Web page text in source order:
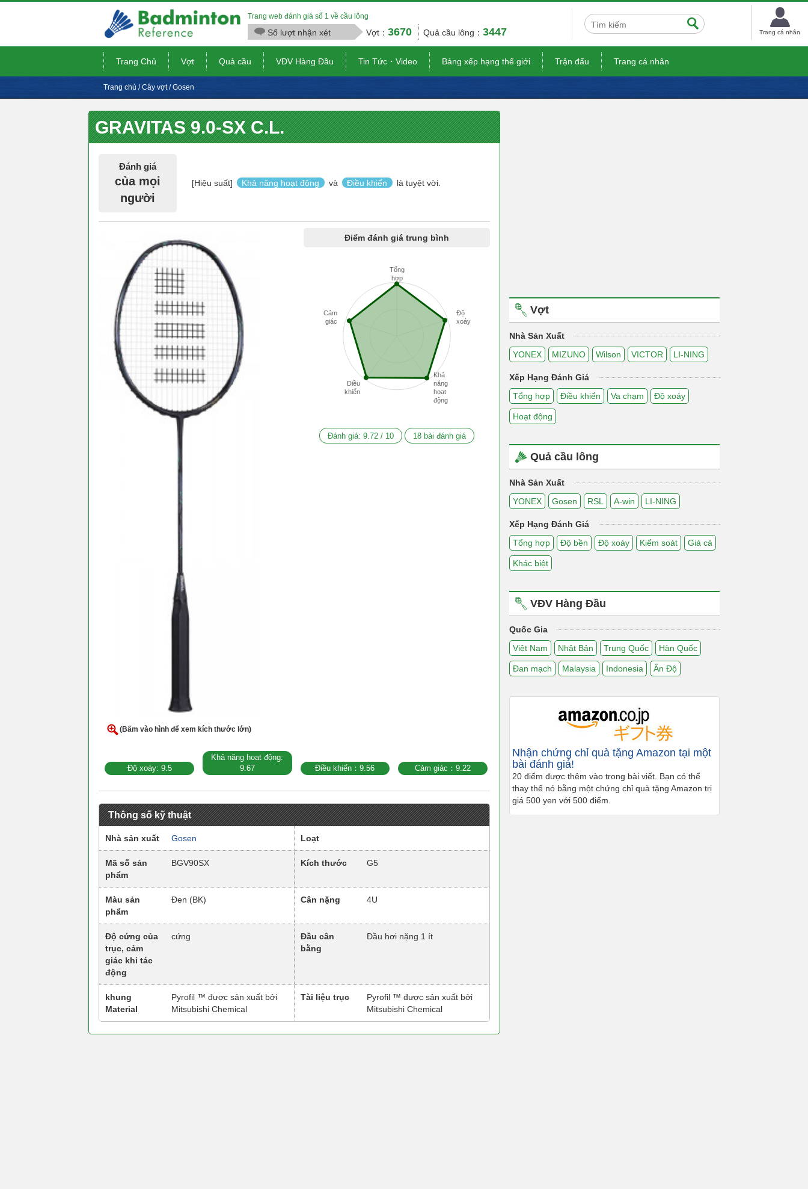
Trang web đánh giá số 1 về cầu lông
Số lượt nhận xét Vợt： 3670 Quả cầu lông： 3447 Trang cá nhân
Trang Chủ Vợt Quả cầu VĐV Hàng Đầu Tin Tức・Video Bảng xếp hạng thế giới Trận đấu Trang cá nhân
Trang chủ /Cây vợt/Gosen
GRAVITAS 9.0-SX C.L.
Đánh giá
của mọi
người
[Hiệu suất] Khả năng hoạt động và Điều khiển là tuyệt vời.
(Bấm vào hình để xem kích thước lớn)
Điểm đánh giá trung bình
Tổng
hợp
Độ
xoáy
Khả
năng
hoạt
động
Điều
khiển
Cảm
giác
Đánh giá: 9.72 / 10 18 bài đánh giá
Độ xoáy: 9.5
Khả năng hoạt động:
9.67
Điều khiển：9.56 Cảm giác：9.22
Thông số kỹ thuật
Nhà sản xuất Gosen Loạt
Mã số sản
phẩm
BGV90SX Kích thước G5
Màu sản
phẩm
Đen (BK) Cân nặng 4U
Độ cứng của
trục, cảm
giác khi tác
động
cứng
Đầu cân
bằng
Đầu hơi nặng 1 ít
khung
Material
Pyrofil ™ được sản xuất bởi
Mitsubishi Chemical
Tài liệu trục
Pyrofil ™ được sản xuất bởi
Mitsubishi Chemical
Vợt
Nhà Sản Xuất
YONEX
MIZUNO Wilson VICTOR LI-NING
Xếp Hạng Đánh Giá
Tổng hợp
Điều khiển Va chạm Độ xoáy
Hoạt động
Quả cầu lông
Nhà Sản Xuất
YONEX
Gosen RSL A-win LI-NING
Xếp Hạng Đánh Giá
Tổng hợp
Độ bền Độ xoáy Kiểm soát Giá cả
Khác biệt
VĐV Hàng Đầu
Quốc Gia
Việt Nam
Nhật Bản Trung Quốc Hàn Quốc
Đan mạch Malaysia Indonesia Ấn Độ
Nhận chứng chỉ quà tặng Amazon tại một
bài đánh giá!
20 điểm được thêm vào trong bài viết. Bạn có thể
thay thế nó bằng một chứng chỉ quà tặng Amazon trị
giá 500 yen với 500 điểm.